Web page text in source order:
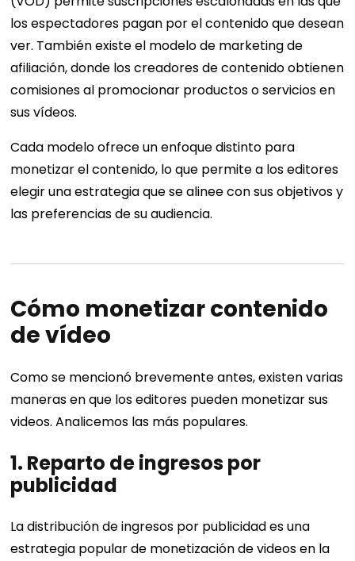
los espectadores pagan por el contenido que desean
ver. También existe el modelo de marketing de
afiliación, donde los creadores de contenido obtienen
comisiones al promocionar productos o servicios en
sus vídeos.
Cada modelo ofrece un enfoque distinto para
monetizar el contenido, lo que permite a los editores
elegir una estrategia que se alinee con sus objetivos y
las preferencias de su audiencia.
Cómo monetizar contenido
de vídeo
Como se mencionó brevemente antes, existen varias
maneras en que los editores pueden monetizar sus
videos. Analicemos las más populares.
1. Reparto de ingresos por
publicidad
La distribución de ingresos por publicidad es una
estrategia popular de monetización de videos en la